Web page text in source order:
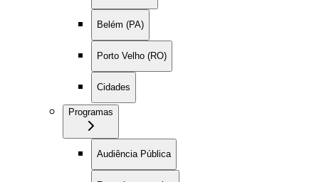
Belém (PA)
Porto Velho (RO)
Cidades
Programas
Audiência Pública